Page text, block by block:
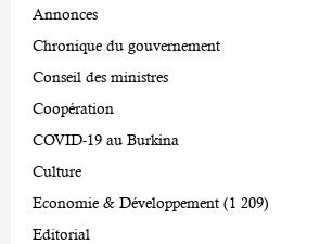
Annonces
Chronique du gouvernement
Conseil des ministres
Coopération
COVID-19 au Burkina
Culture
Economie & Développement (1 209)
Editorial